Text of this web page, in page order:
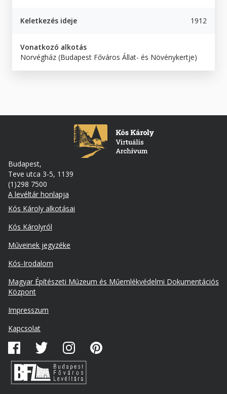
Keletkezés ideje 1912
Vonatkozó alkotás
Norvégház (Budapest Főváros Állat- és Növénykertje)
Budapest,
Teve utca 3-5, 1139
(1)298 7500
A levéltár honlapja
Footer
Kós Károly alkotásai
Kós Károlyról
Műveinek jegyzéke
Kós-Irodalom
Lábléc
másodlagos
Magyar Építészeti Múzeum és Műemlékvédelmi Dokumentációs
Központ
Impresszum
Kapcsolat
Közösségi
média